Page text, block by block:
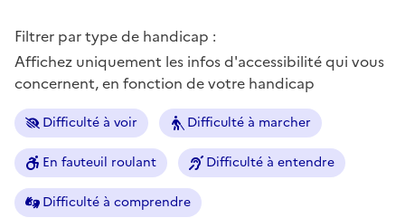
Filtrer par type de handicap :
Affichez uniquement les infos d'accessibilité qui vous
concernent, en fonction de votre handicap
Difficulté à voir Difficulté à marcher
En fauteuil roulant Difficulté à entendre
Difficulté à comprendre